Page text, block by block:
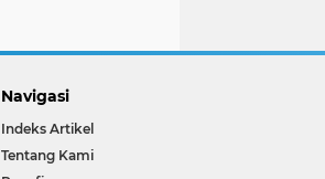
Navigasi
Indeks Artikel
Tentang Kami